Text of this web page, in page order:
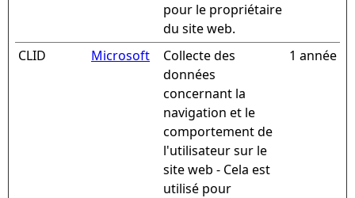
pour le propriétaire
du site web.
CLID Microsoft
Collecte des
données
concernant la
navigation et le
comportement de
l'utilisateur sur le
site web - Cela est
utilisé pour
1 année